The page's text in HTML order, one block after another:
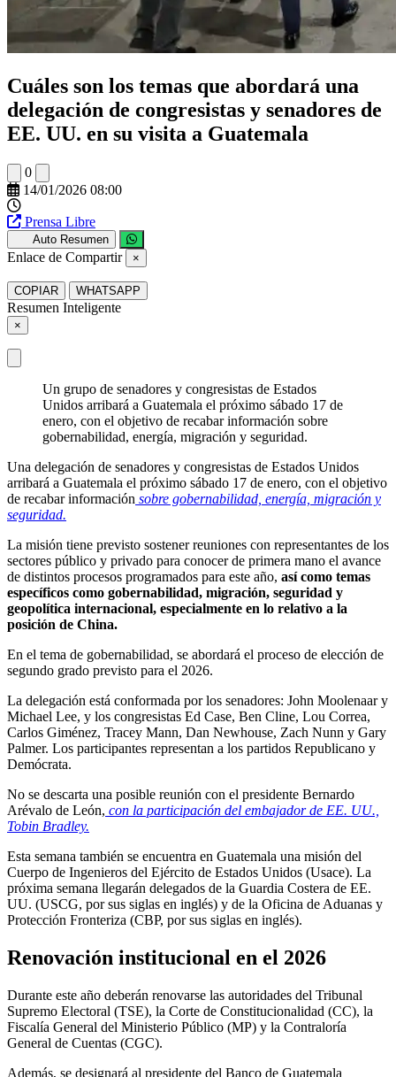
Cuáles son los temas que abordará una
delegación de congresistas y senadores de
EE. UU. en su visita a Guatemala
0
14/01/2026 08:00
Prensa Libre
Auto Resumen
Enlace de Compartir ×
COPIAR WHATSAPP
Resumen Inteligente
×
Un grupo de senadores y congresistas de Estados
Unidos arribará a Guatemala el próximo sábado 17 de
enero, con el objetivo de recabar información sobre
gobernabilidad, energía, migración y seguridad.
Una delegación de senadores y congresistas de Estados Unidos
arribará a Guatemala el próximo sábado 17 de enero, con el objetivo
de recabar información sobre gobernabilidad, energía, migración y
seguridad.
La misión tiene previsto sostener reuniones con representantes de los
sectores público y privado para conocer de primera mano el avance
de distintos procesos programados para este año, así como temas
específicos como gobernabilidad, migración, seguridad y
geopolítica internacional, especialmente en lo relativo a la
posición de China.
En el tema de gobernabilidad, se abordará el proceso de elección de
segundo grado previsto para el 2026.
La delegación está conformada por los senadores: John Moolenaar y
Michael Lee, y los congresistas Ed Case, Ben Cline, Lou Correa,
Carlos Giménez, Tracey Mann, Dan Newhouse, Zach Nunn y Gary
Palmer. Los participantes representan a los partidos Republicano y
Demócrata.
No se descarta una posible reunión con el presidente Bernardo
Arévalo de León, con la participación del embajador de EE. UU.,
Tobin Bradley.
Esta semana también se encuentra en Guatemala una misión del
Cuerpo de Ingenieros del Ejército de Estados Unidos (Usace). La
próxima semana llegarán delegados de la Guardia Costera de EE.
UU. (USCG, por sus siglas en inglés) y de la Oficina de Aduanas y
Protección Fronteriza (CBP, por sus siglas en inglés).
Renovación institucional en el 2026
Durante este año deberán renovarse las autoridades del Tribunal
Supremo Electoral (TSE), la Corte de Constitucionalidad (CC), la
Fiscalía General del Ministerio Público (MP) y la Contraloría
General de Cuentas (CGC).
Además, se designará al presidente del Banco de Guatemala